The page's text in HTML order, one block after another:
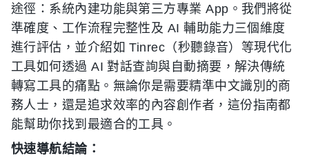
途徑：系統內建功能與第三方專業 App。我們將從
準確度、工作流程完整性及 AI 輔助能力三個維度
進行評估，並介紹如 Tinrec（秒聽錄音）等現代化
工具如何透過 AI 對話查詢與自動摘要，解決傳統
轉寫工具的痛點。無論你是需要精準中文識別的商
務人士，還是追求效率的內容創作者，這份指南都
能幫助你找到最適合的工具。
快速導航結論：